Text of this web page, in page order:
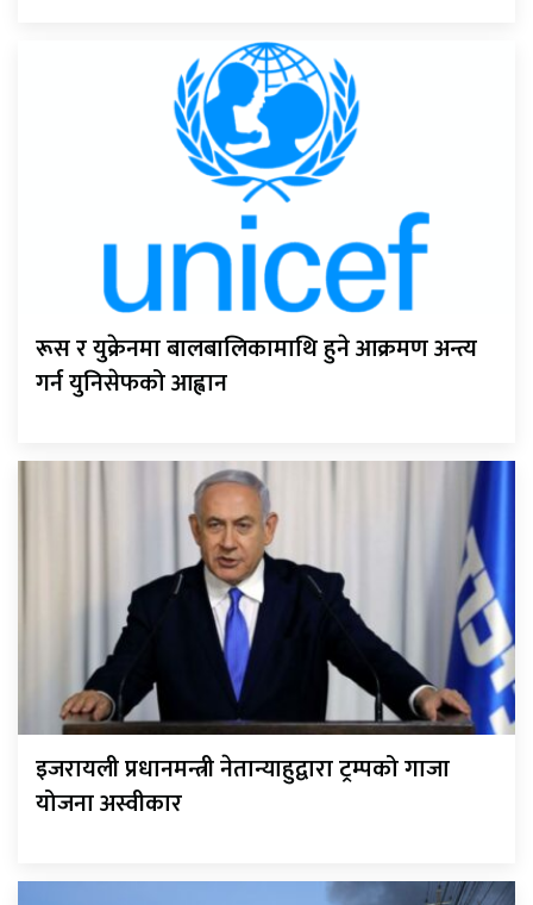
रूस र युक्रेनमा बालबालिकामाथि हुने आक्रमण अन्त्य
गर्न युनिसेफको आह्वान
इजरायली प्रधानमन्त्री नेतान्याहुद्वारा ट्रम्पको गाजा
योजना अस्वीकार